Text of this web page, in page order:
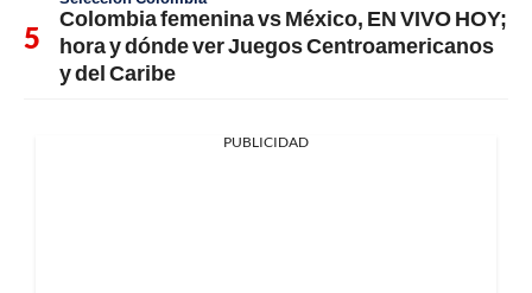
Colombia femenina vs México, EN VIVO HOY;
hora y dónde ver Juegos Centroamericanos
y del Caribe
PUBLICIDAD